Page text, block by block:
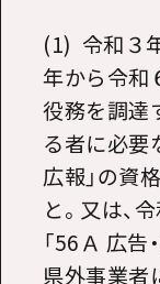
(1) 令和３
年から令和
役務を調達
る者に必要
広報」の資
と。又は、
「56Ａ 広告
県外事業者